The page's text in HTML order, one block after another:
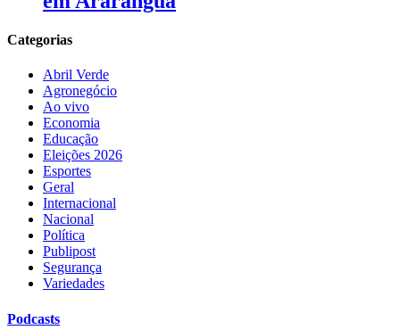
Categorias
Abril Verde
Agronegócio
Ao vivo
Economia
Educação
Eleições 2026
Esportes
Geral
Internacional
Nacional
Política
Publipost
Segurança
Variedades
Podcasts